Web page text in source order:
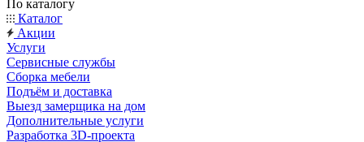
По каталогу
Каталог
Акции
Услуги
Сервисные службы
Сборка мебели
Подъём и доставка
Выезд замерщика на дом
Дополнительные услуги
Разработка 3D-проекта